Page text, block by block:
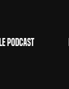
Le Podcast